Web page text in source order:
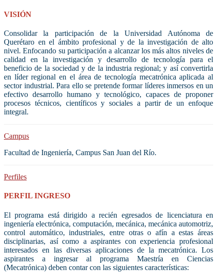
VISIÓN
Consolidar la participación de la Universidad Autónoma de
Querétaro en el ámbito profesional y de la investigación de alto
nivel. Enfocando su participación a alcanzar los más altos niveles de
calidad en la investigación y desarrollo de tecnología para el
beneficio de la sociedad y de la industria regional; y así convertirla
en líder regional en el área de tecnología mecatrónica aplicada al
sector industrial. Para ello se pretende formar líderes inmersos en un
efectivo desarrollo humano y tecnológico, capaces de proponer
procesos técnicos, científicos y sociales a partir de un enfoque
integral.
Campus
Facultad de Ingeniería, Campus San Juan del Río.
Perfiles
PERFIL INGRESO
El programa está dirigido a recién egresados de licenciatura en
ingeniería electrónica, computación, mecánica, mecánica automotriz,
control automático, industriales, entre otras o afín a estas áreas
disciplinarias, así como a aspirantes con experiencia profesional
interesados en las diversas aplicaciones de la mecatrónica. Los
aspirantes a ingresar al programa Maestría en Ciencias
(Mecatrónica) deben contar con las siguientes características: